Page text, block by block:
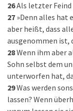
26Als letzter Feind
27 »Denn alles hat
aber heißt, dass
ausgenommen ist,
28Wenn ihm aber
Sohn selbst dem
unterworfen hat,
29Was werden
lassen? Wenn